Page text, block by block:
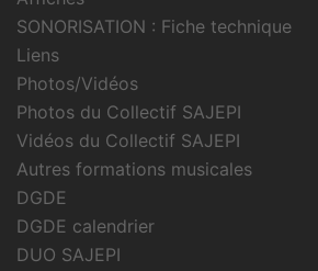
SONORISATION : Fiche technique
Liens
Photos/Vidéos
Photos du Collectif SAJEPI
Vidéos du Collectif SAJEPI
Autres formations musicales
DGDE
DGDE calendrier
DUO SAJEPI